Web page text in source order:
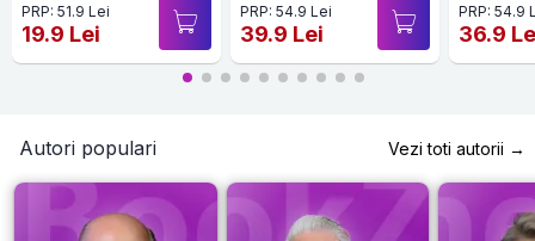
PRP: 51.9 Lei
19.9 Lei
PRP: 54.9 Lei
39.9 Lei
PRP: 54.9
36.9
Autori populari Vezi toti autorii →